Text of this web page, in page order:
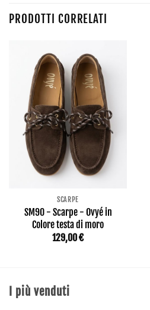
PRODOTTI CORRELATI
SCARPE
SM90 - Scarpe - Ovyé in
Colore testa di moro
129,00€
I più venduti